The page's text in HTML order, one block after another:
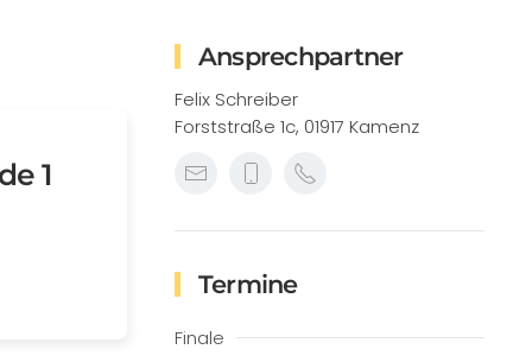
1
Ansprechpartner
Felix Schreiber
Forststraße 1c, 01917 Kamenz
Termine
Finale